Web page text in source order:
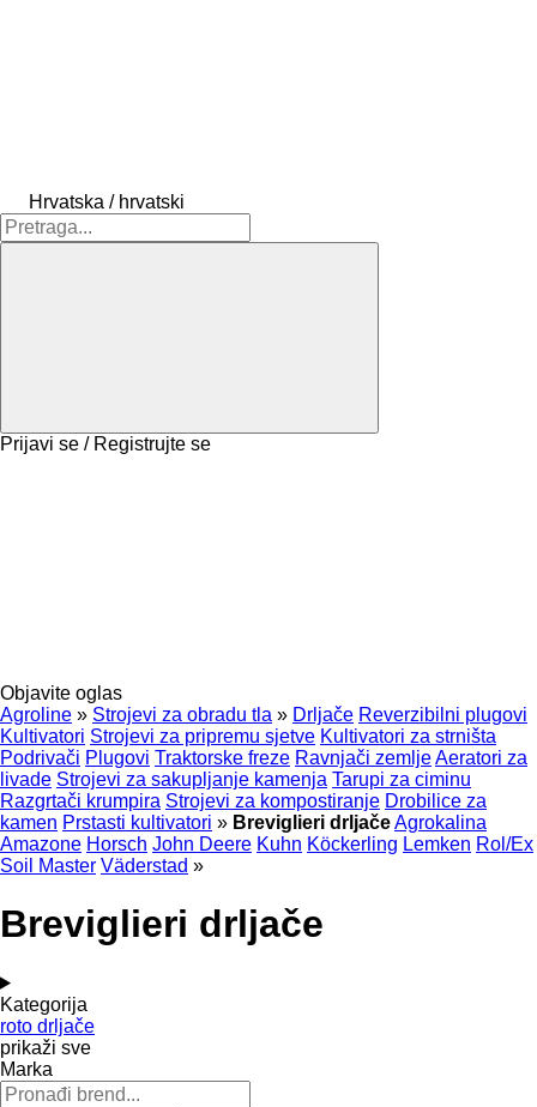
Hrvatska / hrvatski
Prijavi se / Registrujte se
Objavite oglas
Agroline » Strojevi za obradu tla » Drljače Reverzibilni plugovi
Kultivatori Strojevi za pripremu sjetve Kultivatori za strništa
Podrivači Plugovi Traktorske freze Ravnjači zemljeAeratori za
livade Strojevi za sakupljanje kamenja Tarupi za ciminu
Razgrtači krumpira Strojevi za kompostiranje Drobilice za
kamen Prstasti kultivatori » Breviglieri drljačeAgrokalina
Amazone Horsch John Deere Kuhn Köckerling Lemken Rol/Ex
Soil Master Väderstad »
Breviglieri drljače
Kategorija
roto drljače
prikaži sve
Marka